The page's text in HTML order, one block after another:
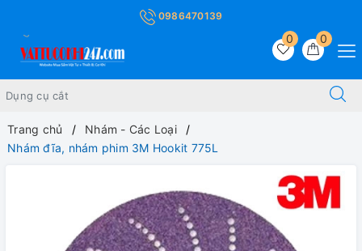
0986470139
0
0
Trang chủ
Nhám - Các Loại
Nhám đĩa, nhám phim 3M Hookit 775L